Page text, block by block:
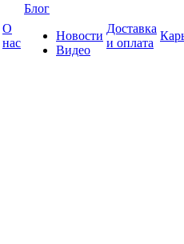
О
нас
Блог
Новости
Видео
Доставка
и оплата